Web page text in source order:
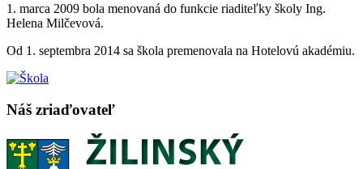
1. marca 2009 bola menovaná do funkcie riaditeľky školy Ing.
Helena Milčevová.
Od 1. septembra 2014 sa škola premenovala na Hotelovú akadémiu.
Náš zriaďovateľ